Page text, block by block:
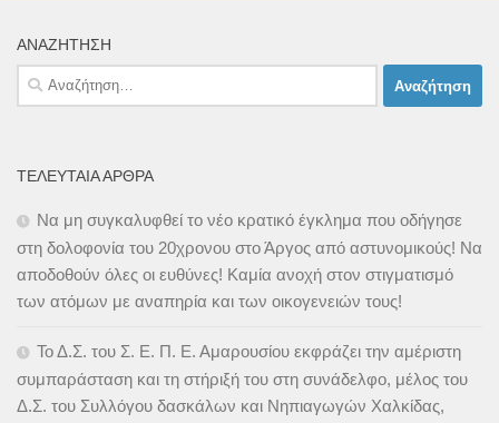
ΑΝΑΖΉΤΗΣΗ
Αναζήτηση
για:
ΤΕΛΕΥΤΑΊΑ ΆΡΘΡΑ
Να μη συγκαλυφθεί το νέο κρατικό έγκλημα που οδήγησε
στη δολοφονία του 20χρονου στο Άργος από αστυνομικούς! Να
αποδοθούν όλες οι ευθύνες! Καμία ανοχή στον στιγματισμό
των ατόμων με αναπηρία και των οικογενειών τους!
Το Δ.Σ. του Σ. Ε. Π. Ε. Αμαρουσίου εκφράζει την αμέριστη
συμπαράσταση και τη στήριξή του στη συνάδελφο, μέλος του
Δ.Σ. του Συλλόγου δασκάλων και Νηπιαγωγών Χαλκίδας,